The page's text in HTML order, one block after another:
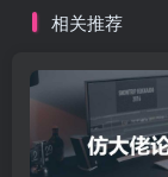
相关推荐